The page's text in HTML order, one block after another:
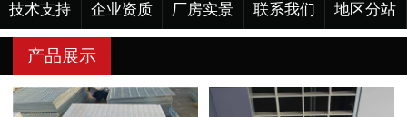
企业资质
联系我们
技术支持 企业资质 厂房实景 联系我们 地区分站
产品展示